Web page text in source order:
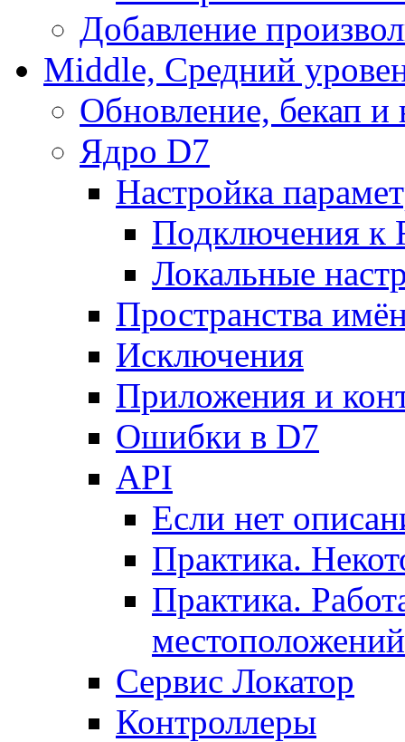
Добавление
Middle, Средний
Обновление, бекап и
Ядро D7
Настройка
Подключения к
Локальные
Пространства
Исключения
Приложения и
Ошибки в D7
API
Если нет
Практика.
Практика.
местоположений
Сервис Локатор
Контроллеры